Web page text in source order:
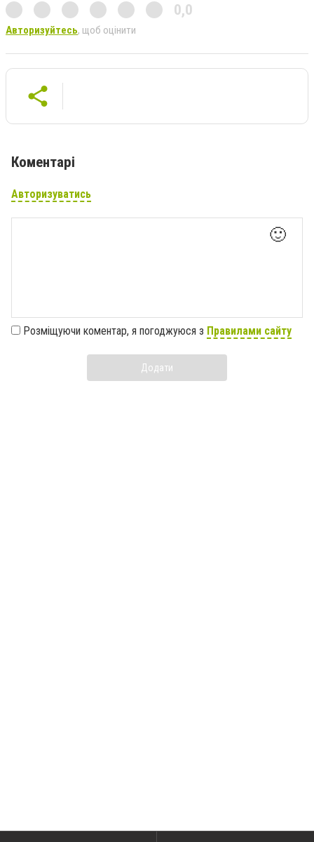
0,0
Авторизуйтесь, щоб оцінити
Коментарі
Авторизуватись
🙂
Розміщуючи коментар, я погоджуюся з Правилами сайту
Додати